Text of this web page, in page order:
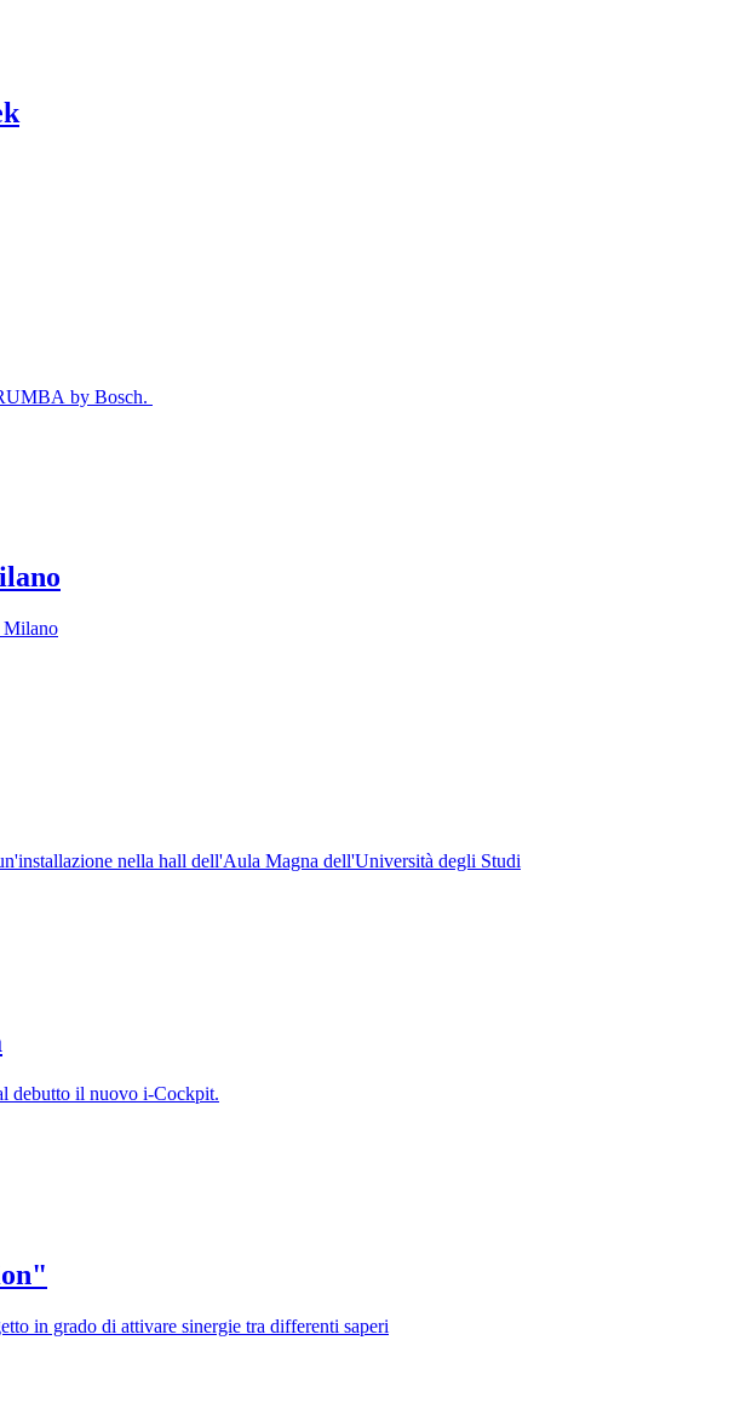
by Bosch.
Milano
nella hall dell'Aula Magna dell'Università degli Studi
debutto il nuovo i-Cockpit.
in grado di attivare sinergie tra differenti saperi